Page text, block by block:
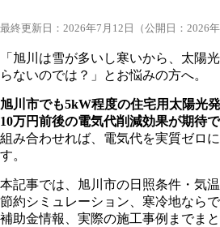
由
1-1. 理由①：気温が低いほど太
がる
1-2. 理由②：旭川市の年間日照
1-3. 理由③：旭川市は電気代が高
2. 旭川市の電気代はいくら節
ション
最終更新日： 2026年7月12日 （公開日：2026
「旭川は雪が多いし寒いから、太陽
らないのでは？」とお悩みの方へ。
旭川市でも5kW程度の住宅用太陽光
10万円前後の電気代削減効果が期待
組み合わせれば、電気代を実質ゼロ
す。
本記事では、旭川市の日照条件・気
節約シミュレーション、寒冷地なら
補助金情報、実際の施工事例までまと